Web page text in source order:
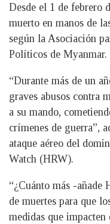
Desde el 1 de febrero
muerto en manos de
según la Asociación
Políticos de Myanmar.
“Durante más de un
graves abusos contra
a su mando,
crímenes de guerra”,
ataque aéreo del
Watch (HRW).
“¿Cuánto más -añade
de muertes para que
medidas que